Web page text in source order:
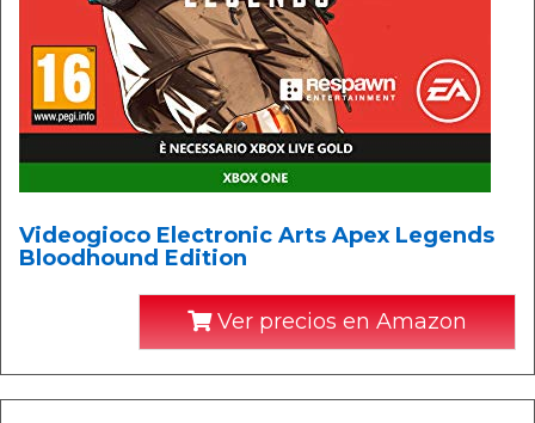
Videogioco Electronic Arts Apex Legends
Bloodhound Edition
Ver precios en Amazon